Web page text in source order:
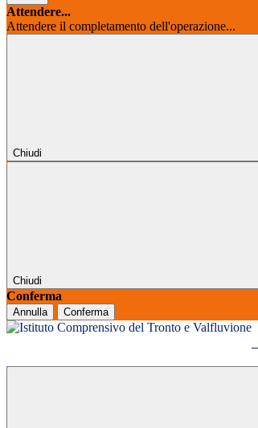
Attendere...
Attendere il completamento dell'operazione...
Chiudi
Chiudi
Conferma
Annulla Conferma